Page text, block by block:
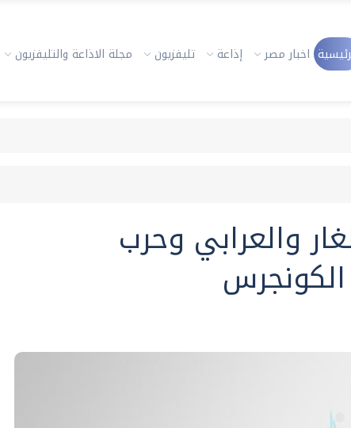
اخبار مصر إذاعة تليفزيون مجلة الاذاعة والتليفزيون
والعرابي وحرب
الكونجرس